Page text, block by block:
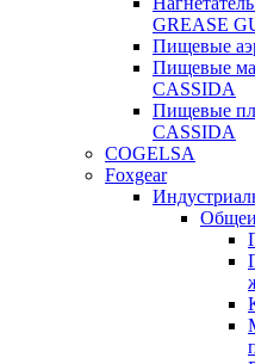
GREASE
Пищевые
Пищевые
CASSIDA
Пищевые
CASSIDA
COGELSA
Foxgear